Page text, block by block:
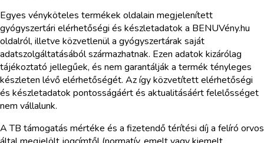
Egyes vényköteles termékek oldalain megjelenített
gyógyszertári elérhetőségi és készletadatok a BENUVény.hu
oldalról, illetve közvetlenül a gyógyszertárak saját
adatszolgáltatásából származhatnak. Ezen adatok kizárólag
tájékoztató jellegűek, és nem garantálják a termék tényleges
készleten lévő elérhetőségét. Az így közvetített elérhetőségi
és készletadatok pontosságáért és aktualitásáért felelősséget
nem vállalunk.
A TB támogatás mértéke és a fizetendő térítési díj a felíró orvos